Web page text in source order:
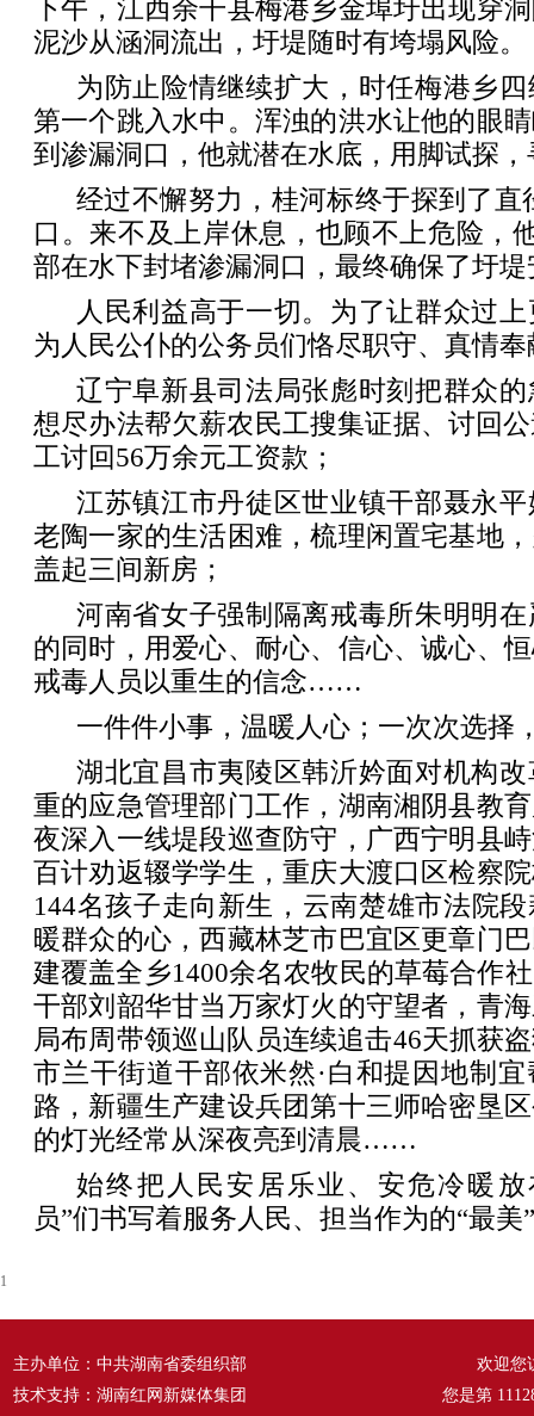
下午，江西余干县梅港乡金埠圩出现穿
泥沙从涵洞流出，圩堤随时有垮塌风险。
为防止险情继续扩大，时任梅港乡
第一个跳入水中。浑浊的洪水让他的眼
到渗漏洞口，他就潜在水底，用脚试探
经过不懈努力，桂河标终于探到了直
口。来不及上岸休息，也顾不上危险，
部在水下封堵渗漏洞口，最终确保了圩堤
人民利益高于一切。为了让群众过
为人民公仆的公务员们恪尽职守、真情奉
辽宁阜新县司法局张彪时刻把群众
想尽办法帮欠薪农民工搜集证据、讨回
工讨回56万余元工资款；
江苏镇江市丹徒区世业镇干部聂永
老陶一家的生活困难，梳理闲置宅基地
盖起三间新房；
河南省女子强制隔离戒毒所朱明明
的同时，用爱心、耐心、信心、诚心、
戒毒人员以重生的信念……
一件件小事，温暖人心；一次次选
湖北宜昌市夷陵区韩沂妗面对机构
重的应急管理部门工作，湖南湘阴县教
夜深入一线堤段巡查防守，广西宁明县
百计劝返辍学学生，重庆大渡口区检察
144名孩子走向新生，云南楚雄市法院
暖群众的心，西藏林芝市巴宜区更章门
建覆盖全乡1400余名农牧民的草莓合作
干部刘韶华甘当万家灯火的守望者，青
局布周带领巡山队员连续追击46天抓获
市兰干街道干部依米然·白和提因地制
路，新疆生产建设兵团第十三师哈密垦
的灯光经常从深夜亮到清晨……
始终把人民安居乐业、安危冷暖
员”们书写着服务人民、担当作为的“最美
1
主办单位：中共湖南省委组织部
技术支持：湖南红网新媒体集团
欢迎您
您是第